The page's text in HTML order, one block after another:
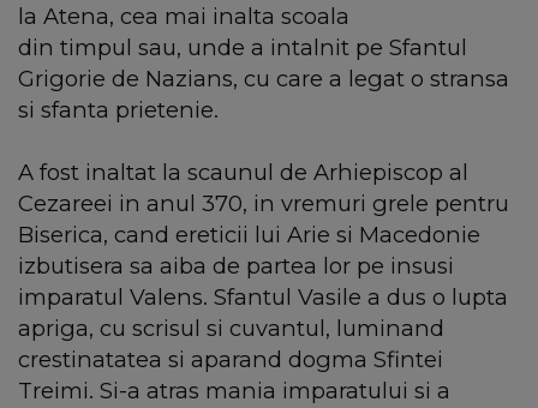
la Atena, cea mai inalta scoala
din timpul sau, unde a intalnit pe Sfantul
Grigorie de Nazians, cu care a legat o stransa
si sfanta prietenie.
A fost inaltat la scaunul de Arhiepiscop al
Cezareei in anul 370, in vremuri grele pentru
Biserica, cand ereticii lui Arie si Macedonie
izbutisera sa aiba de partea lor pe insusi
imparatul Valens. Sfantul Vasile a dus o lupta
apriga, cu scrisul si cuvantul, luminand
crestinatatea si aparand dogma Sfintei
Treimi. Si-a atras mania imparatului si a